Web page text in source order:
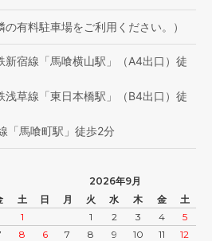
の有料駐車場をご利用ください。）
新宿線「馬喰横山駅」（A4出口）徒
浅草線「東日本橋駅」（B4出口）徒
「馬喰町駅」徒歩2分
土
1
8
2026年9月
日
月 火 水 木 金
土
1
2 3 4
5
6
7 8 9 10 11
12